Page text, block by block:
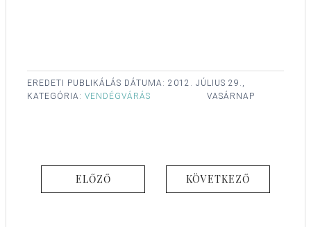
EREDETI PUBLIKÁLÁS DÁTUMA: 2012. JÚLIUS 29.,
VASÁRNAP
KATEGÓRIA: VENDÉGVÁRÁS
ELŐZŐ KÖVETKEZŐ